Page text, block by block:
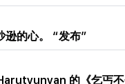
逊的心。 “发布”
的《乞丐